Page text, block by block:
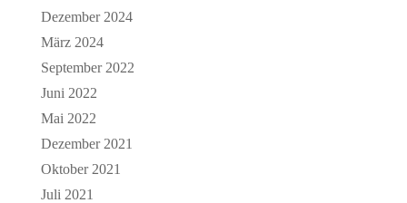
Dezember 2024
März 2024
September 2022
Juni 2022
Mai 2022
Dezember 2021
Oktober 2021
Juli 2021